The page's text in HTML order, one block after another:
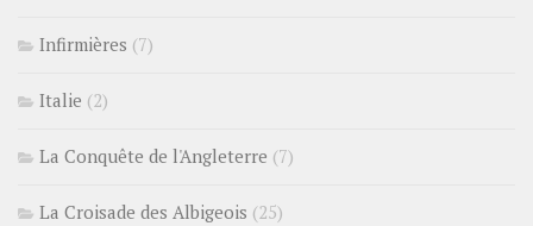
Infirmières (7)
Italie (2)
La Conquête de l'Angleterre (7)
La Croisade des Albigeois (25)